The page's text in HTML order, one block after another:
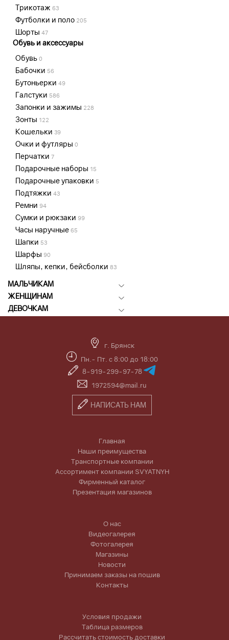
Трикотаж 63
Футболки и поло 205
Шорты 47
Обувь и аксессуары
Обувь 0
Бабочки 56
Бутоньерки 49
Галстуки 586
Запонки и зажимы 228
Зонты 122
Кошельки 39
Очки и футляры 0
Перчатки 7
Подарочные наборы 15
Подарочные упаковки 5
Подтяжки 43
Ремни 94
Сумки и рюкзаки 99
Часы наручные 65
Шапки 53
Шарфы 90
Шляпы, кепки, бейсболки 83
МАЛЬЧИКАМ
ЖЕНЩИНАМ
ДЕВОЧКАМ
г. Брянск
Пн.- Пт. с 8:00 до 18:00
8-919-299-97-78
1972594@mail.ru
НАПИСАТЬ НАМ
Главная
Наши преимущества
Транспортные компании
Ассортимент компании SVYATNYH
Фирменный каталог
Презентация магазинов
О нас
Видеогалерея
Фотогалерея
Магазины
Новости
Принимаем заказы на пошив
Контакты
Условия продажи
Таблица размеров
Рассчитать стоимость доставки